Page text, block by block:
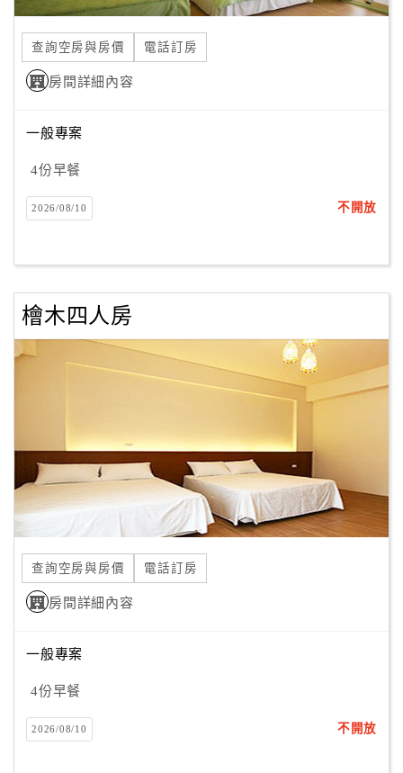
合
作
提
案
店
作
商
合
作
計
劃
品
宣
傳
查詢空房與房價 電話訂房
房間詳細內容
一般專案
4份早餐
2026/08/10 不開放
檜木四人房
查詢空房與房價 電話訂房
房間詳細內容
一般專案
4份早餐
2026/08/10 不開放